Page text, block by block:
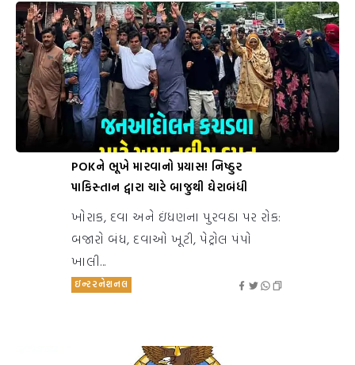
POKને ભૂખે મારવાનો પ્રયાસ! નિષ્ઠુર
પાકિસ્તાન દ્વારા ચારે બાજુથી ઘેરાબંધી
ખોરાક, દવા અને ઇંધણના પુરવઠા પર રોક:
બજારો બંધ, દવાઓ ખૂટી, પેટ્રોલ પંપો
ખાલી...
ઇન્ટરનેશનલ